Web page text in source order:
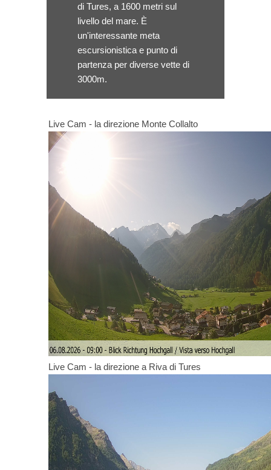
di Tures, a 1600 metri sul
livello del mare. È
un'interessante meta
escursionistica e punto di
partenza per diverse vette di
3000m.
Live Cam - la direzione Monte Collalto
Live Cam - la direzione a Riva di Tures